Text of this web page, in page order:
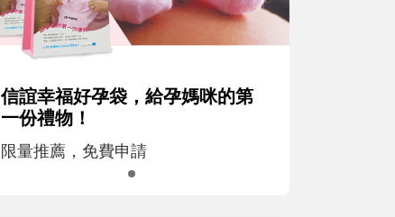
信誼幸福好孕袋，給孕媽咪的第
一份禮物！
限量推薦，免費申請